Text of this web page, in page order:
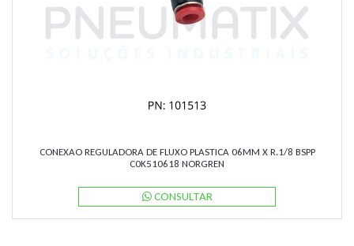
CONEXAO REGULADORA DE FLUXO PLASTICA 06MM X R.1/8 BSPP
C0K510618 NORGREN
CONSULTAR